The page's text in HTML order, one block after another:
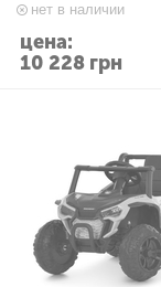
нет в наличии
10 228 грн
цена: